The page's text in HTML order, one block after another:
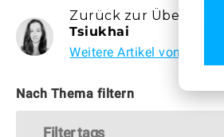
Zurück zur Übersicht
Tsiukhai
Weitere Artikel von
Nach Thema filtern